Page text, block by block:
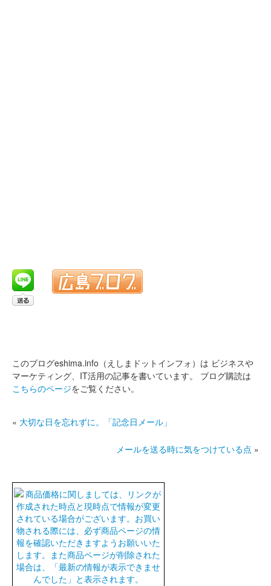
このブログeshima.info（えしまドットインフォ）は ビジネスや
マーケティング、IT活用の記事を書いています。
ブログ購読は
こちらのページをご覧ください。
« 大切な日を忘れずに。「記念日メール」
メールを送る時に気をつけている点 »